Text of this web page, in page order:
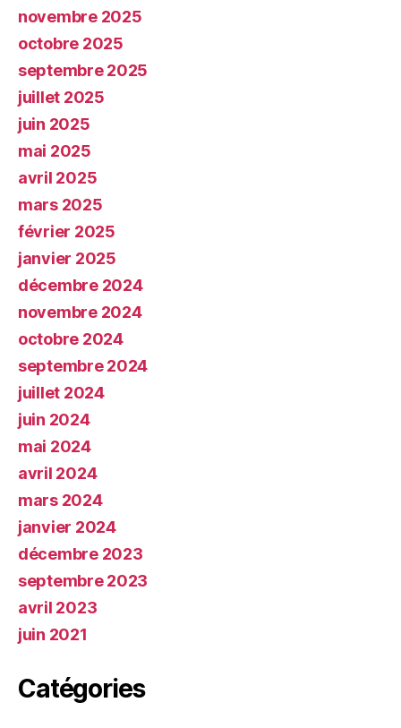
novembre 2025
octobre 2025
septembre 2025
juillet 2025
juin 2025
mai 2025
avril 2025
mars 2025
février 2025
janvier 2025
décembre 2024
novembre 2024
octobre 2024
septembre 2024
juillet 2024
juin 2024
mai 2024
avril 2024
mars 2024
janvier 2024
décembre 2023
septembre 2023
avril 2023
juin 2021
Catégories